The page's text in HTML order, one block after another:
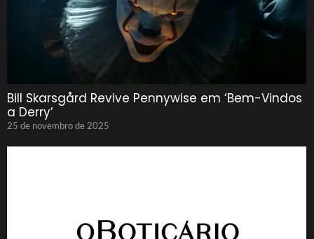
Bill Skarsgård Revive Pennywise em ‘Bem-Vindos
a Derry’
25 de novembro de 2025